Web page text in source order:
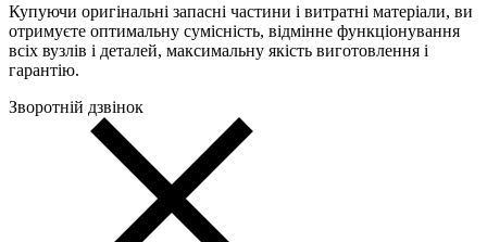
Купуючи оригінальні запасні частини і витратні матеріали, ви
отримуєте оптимальну сумісність, відмінне функціонування
всіх вузлів і деталей, максимальну якість виготовлення і
гарантію.
Зворотній дзвінок